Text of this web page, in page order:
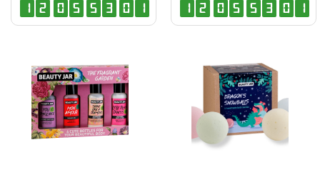
1 2 0 5 5 3 0 0 1 2 0 5 5 3 0 0